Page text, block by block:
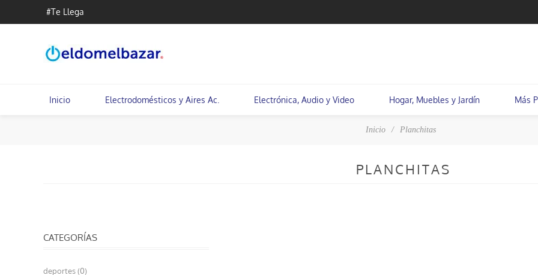
#Te Llega
Inicio Electrodomésticos y Aires Ac. Electrónica, Audio y Video Hogar, Muebles y Jardín Más
Inicio / Planchitas
PLANCHITAS
CATEGORÍAS
deportes (0)